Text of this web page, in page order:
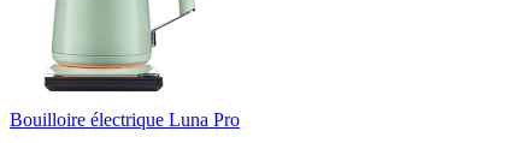
Bouilloire électrique Luna Pro